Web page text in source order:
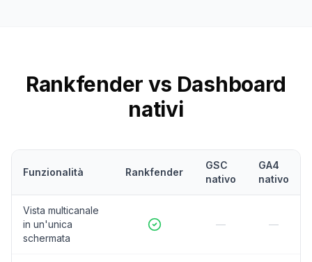
Rankfender vs Dashboard
nativi
Funzionalità Rankfender
GSC
nativo
GA4
nativo
Vista multicanale
in un'unica
schermata
— —